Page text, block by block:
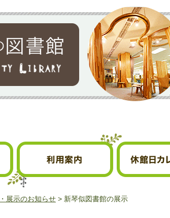
利用案内 休館日カレンダ
展示のお知らせ > 新琴似図書館の展示